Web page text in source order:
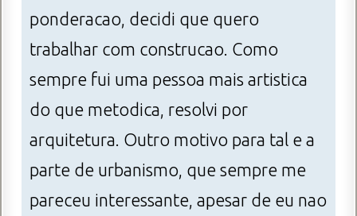
ponderacao, decidi que quero
trabalhar com construcao. Como
sempre fui uma pessoa mais artistica
do que metodica, resolvi por
arquitetura. Outro motivo para tal e a
parte de urbanismo, que sempre me
pareceu interessante, apesar de eu nao